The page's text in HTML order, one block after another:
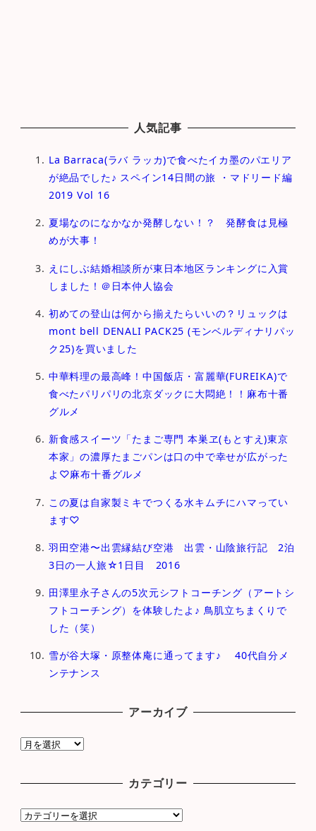
人気記事
La Barraca(ラバ ラッカ)で食べたイカ墨のパエリア
が絶品でした♪ スペイン14日間の旅 ・マドリード編
2019 Vol 16
夏場なのになかなか発酵しない！？ 発酵食は見極
めが大事！
えにしぶ結婚相談所が東日本地区ランキングに入賞
しました！＠日本仲人協会
初めての登山は何から揃えたらいいの？リュックは
mont bell DENALI PACK25 (モンベルディナリパッ
ク25)を買いました
中華料理の最高峰！中国飯店・富麗華(FUREIKA)で
食べたパリパリの北京ダックに大悶絶！！麻布十番
グルメ
新食感スイーツ「たまご専⾨ 本巣ヱ(もとすえ)東京
本家」の濃厚たまごパンは口の中で幸せが広がった
よ♡麻布十番グルメ
この夏は自家製ミキでつくる水キムチにハマってい
ます♡
羽田空港〜出雲縁結び空港 出雲・山陰旅行記 2泊
3日の一人旅☆1日目 2016
田澤里永子さんの5次元シフトコーチング（アートシ
フトコーチング）を体験したよ♪ 鳥肌立ちまくりで
した（笑）
雪が谷大塚・原整体庵に通ってます♪ 40代自分メ
ンテナンス
アーカイブ
ア
ブ
カテゴリー
カ